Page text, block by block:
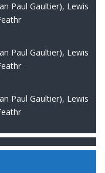
Paul Gaultier), Lewis
Paul Gaultier), Lewis
Paul Gaultier), Lewis